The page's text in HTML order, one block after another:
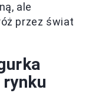
ale
przez świat